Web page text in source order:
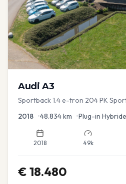
Audi A3
Sportback 1.4 e-tron 204 PK
2018 •48.834km •Plug-in Hybride
2018 49k
€ 18.480